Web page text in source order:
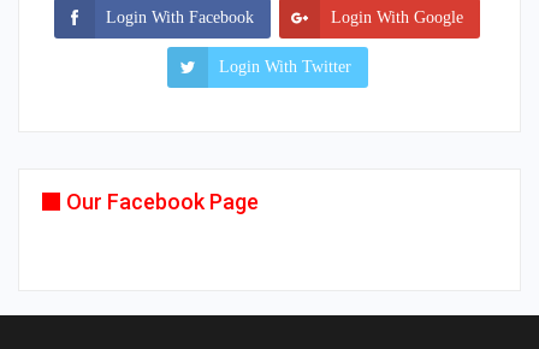
Login With Facebook Login With Google
Login With Twitter
Our Facebook Page